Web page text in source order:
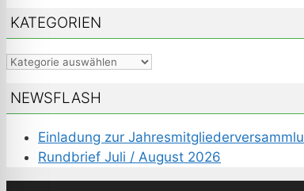
KATEGORIEN
Kategorien
NEWSFLASH
Einladung zur
Rundbrief Juli / August 2026